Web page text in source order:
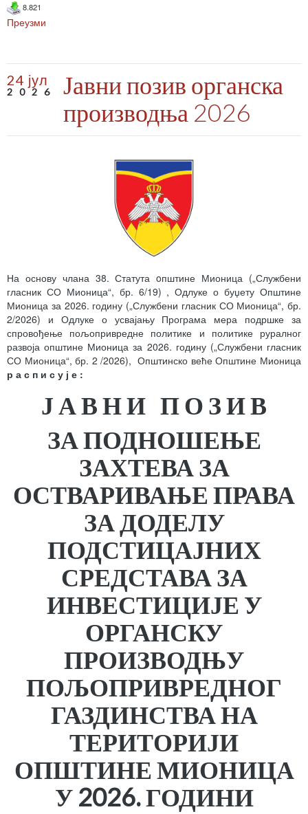
8.821
Преузми
24 јул
2026
Јавни позив органска
производња 2026
На основу члана 38. Статута oпштине Мионица („Службени
гласник СО Мионица“, бр. 6/19) , Одлуке о буџету Општине
Мионица за 2026. годину („Службени гласник СО Мионица“, бр.
2/2026) и Одлуке о усвајању Програма мера подршке за
спровођење пољопривредне политике и политике руралног
развоја општине Мионица за 2026. годину („Службени гласник
СО Мионица“, бр. 2 /2026), Општинско веће Општине Мионица
р а с п и с у ј е :
Ј А В Н И П О З И В
ЗА ПОДНОШЕЊЕ
ЗАХТЕВА ЗА
ОСТВАРИВАЊЕ ПРАВА
ЗАДОДЕЛУ
ПОДСТИЦАЈНИХ
СРЕДСТАВА ЗА
ИНВЕСТИЦИЈЕ У
ОРГАНСКУ
ПРОИЗВОДЊУ
ПОЉОПРИВРЕДНОГ
ГАЗДИНСТВА НА
ТЕРИТОРИЈИ
ОПШТИНЕМИОНИЦА
У 2026.ГОДИНИ